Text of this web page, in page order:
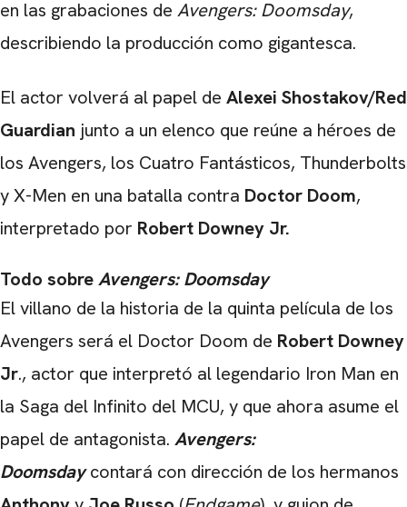
en las grabaciones de Avengers: Doomsday,
describiendo la producción como gigantesca.
El actor volverá al papel de Alexei Shostakov/Red
Guardian junto a un elenco que reúne a héroes de
los Avengers, los Cuatro Fantásticos, Thunderbolts
y X-Men en una batalla contra Doctor Doom,
interpretado por Robert Downey Jr.
Todo sobreAvengers: Doomsday
El villano de la historia de la quinta película de los
Avengers será el Doctor Doom de Robert Downey
Jr., actor que interpretó al legendario Iron Man en
la Saga del Infinito del MCU, y que ahora asume el
papel de antagonista. Avengers:
Doomsdaycontará con dirección de los hermanos
CARREGANDO PUBLICIDADE